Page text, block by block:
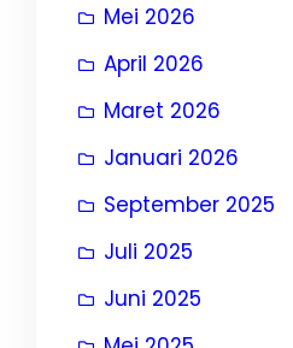
Mei 2026
April 2026
Maret 2026
Januari 2026
September 2025
Juli 2025
Juni 2025